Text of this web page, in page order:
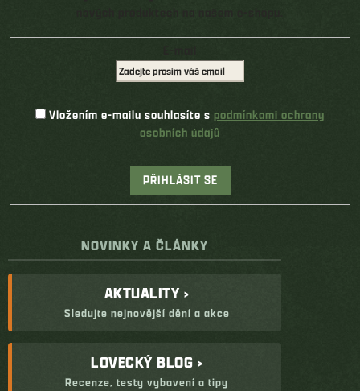
Vložením e-mailu souhlasíte s podmínkami ochrany
osobních údajů
PŘIHLÁSIT SE
NOVINKY A ČLÁNKY
AKTUALITY ›
Sledujte nejnovější dění a akce
LOVECKÝ BLOG ›
Recenze, testy vybavení a tipy